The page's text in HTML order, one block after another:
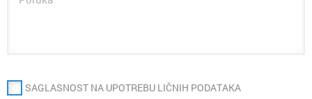
SAGLASNOST NA UPOTREBU LIČNIH PODATAKA